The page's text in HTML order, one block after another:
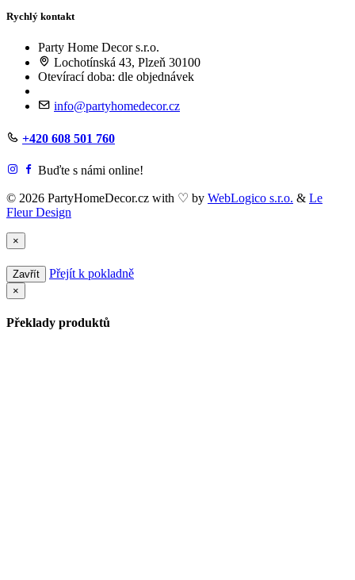
Rychlý kontakt
Party Home Decor s.r.o.
Lochotínská 43, Plzeň 30100
Otevírací doba: dle objednávek
info@partyhomedecor.cz
+420 608 501 760
Buďte s námi online!
© 2026 PartyHomeDecor.cz with ♡ by WebLogico s.r.o. & Le
Fleur Design
×
Zavřít Přejít k pokladně
×
Překlady produktů